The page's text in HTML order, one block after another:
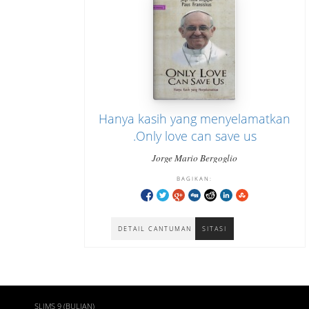
Hanya kasih yang menyelamatkan
.Only love can save us
Jorge Mario Bergoglio
DETAIL CANTUMAN SITASI
BAGIKAN:
SLIMS 9 (BULIAN)